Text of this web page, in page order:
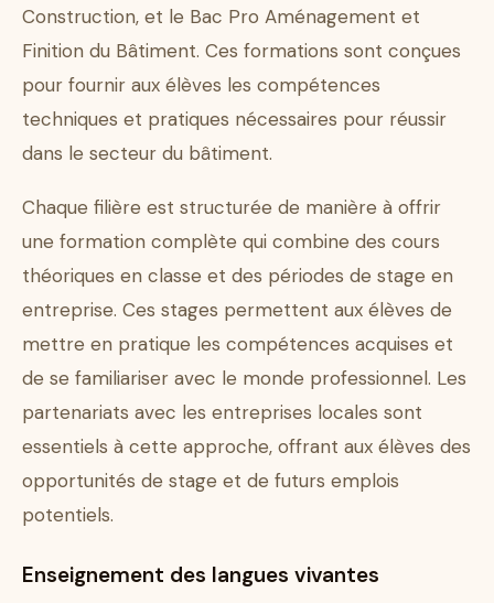
Construction, et le Bac Pro Aménagement et
Finition du Bâtiment. Ces formations sont conçues
pour fournir aux élèves les compétences
techniques et pratiques nécessaires pour réussir
dans le secteur du bâtiment.
Chaque filière est structurée de manière à offrir
une formation complète qui combine des cours
théoriques en classe et des périodes de stage en
entreprise. Ces stages permettent aux élèves de
mettre en pratique les compétences acquises et
de se familiariser avec le monde professionnel. Les
partenariats avec les entreprises locales sont
essentiels à cette approche, offrant aux élèves des
opportunités de stage et de futurs emplois
potentiels.
Enseignement des langues vivantes